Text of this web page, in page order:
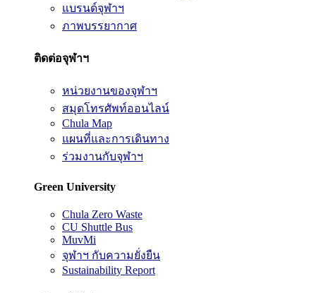
แบรนด์จุฬาฯ
ภาพบรรยากาศ
ติดต่อจุฬาฯ
หน่วยงานของจุฬาฯ
สมุดโทรศัพท์ออนไลน์
Chula Map
แผนที่และการเดินทาง
ร่วมงานกับจุฬาฯ
Green University
Chula Zero Waste
CU Shuttle Bus
MuvMi
จุฬาฯ กับความยั่งยืน
Sustainability Report